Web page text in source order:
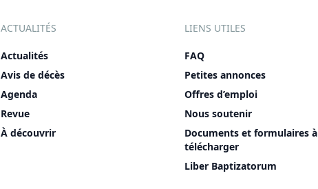
ACTUALITÉS
Actualités
Avis de décès
Agenda
Revue
À découvrir
LIENS UTILES
FAQ
Petites annonces
Offres d’emploi
Nous soutenir
Documents et formulaires à
télécharger
Liber Baptizatorum